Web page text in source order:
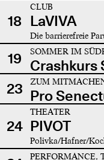
18
CLUB
LaVIVA
Die barrierefreie
19 SOMMER IM
Crashkurs
23
ZUM
Pro
24
THEATER
PIVOT
Polivka/Hafner/
PERFORMANCE,